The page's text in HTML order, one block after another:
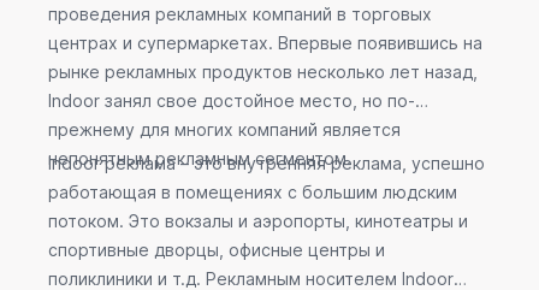
проведения рекламных компаний в торговых
центрах и супермаркетах. Впервые появившись на
рынке рекламных продуктов несколько лет назад,
Indoor занял свое достойное место, но по-
прежнему для многих компаний является
непонятным рекламным сегментом.
Indoor реклама – это внутренняя реклама, успешно
работающая в помещениях с большим людским
потоком. Это вокзалы и аэропорты, кинотеатры и
спортивные дворцы, офисные центры и
поликлиники и т.д. Рекламным носителем Indoor